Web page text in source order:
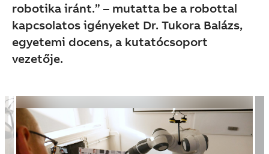
robotika iránt.” – mutatta be a robottal
kapcsolatos igényeket Dr. Tukora Balázs,
egyetemi docens, a kutatócsoport
vezetője.